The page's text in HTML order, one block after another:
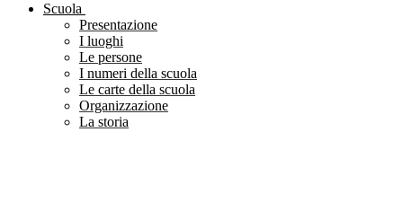
Scuola
Presentazione
I luoghi
Le persone
I numeri della scuola
Le carte della scuola
Organizzazione
La storia